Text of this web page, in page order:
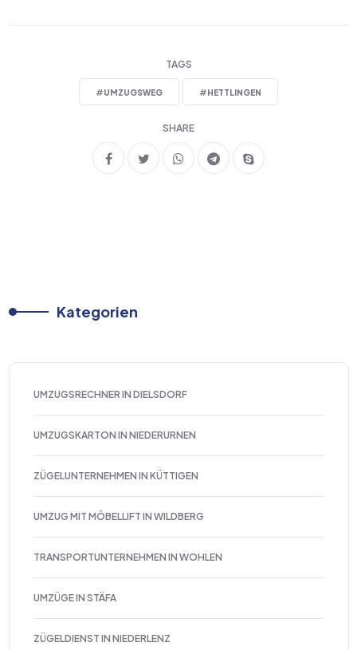
TAGS
#UMZUGSWEG #HETTLINGEN
SHARE
Kategorien
UMZUGSRECHNER IN DIELSDORF
UMZUGSKARTON IN NIEDERURNEN
ZÜGELUNTERNEHMEN IN KÜTTIGEN
UMZUG MIT MÖBELLIFT IN WILDBERG
TRANSPORTUNTERNEHMEN IN WOHLEN
UMZÜGE IN STÄFA
ZÜGELDIENST IN NIEDERLENZ